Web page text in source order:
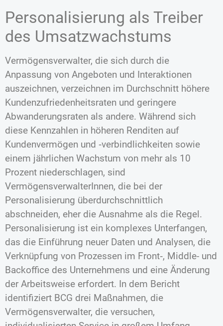
Personalisierung als Treiber
des Umsatzwachstums
Vermögensverwalter, die sich durch die
Anpassung von Angeboten und Interaktionen
auszeichnen, verzeichnen im Durchschnitt höhere
Kundenzufriedenheitsraten und geringere
Abwanderungsraten als andere. Während sich
diese Kennzahlen in höheren Renditen auf
Kundenvermögen und ‑verbindlichkeiten sowie
einem jährlichen Wachstum von mehr als 10
Prozent niederschlagen, sind
VermögensverwalterInnen, die bei der
Personalisierung überdurchschnittlich
abschneiden, eher die Ausnahme als die Regel.
Personalisierung ist ein komplexes Unterfangen,
das die Einführung neuer Daten und Analysen, die
Verknüpfung von Prozessen im Front‑, Middle- und
Backoffice des Unternehmens und eine Änderung
der Arbeitsweise erfordert. In dem Bericht
identifiziert BCG drei Maßnahmen, die
Vermögensverwalter, die versuchen,